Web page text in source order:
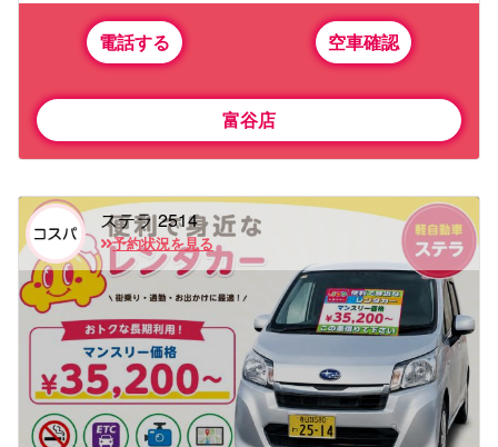
電話する 空車確認
富谷店
ステラ 2514
予約状況を見る